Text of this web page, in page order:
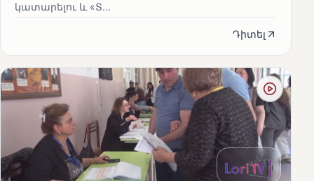
կատարելու և «Տ...
Դիտել